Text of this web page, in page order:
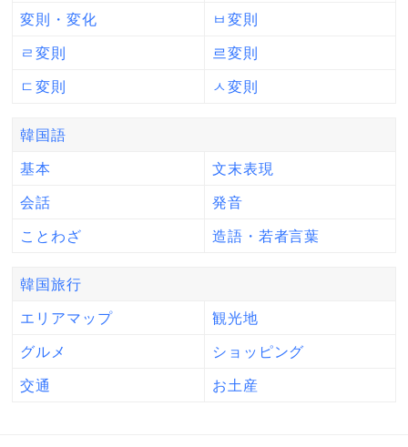
変則・変化 ㅂ変則
ㄹ変則 르変則
ㄷ変則 ㅅ変則
韓国語
基本 文末表現
会話 発音
ことわざ 造語・若者言葉
韓国旅行
エリアマップ 観光地
グルメ ショッピング
交通 お土産